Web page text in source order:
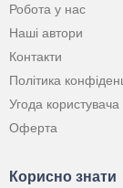
Робота у нас
Наші автори
Контакти
Політика
Угода користувача
Оферта
Корисно знати